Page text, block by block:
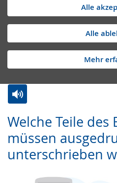
Alle
Alle
Mehr
Welche Teile des
müssen
unterschrieben
Leichten
Sprache
wechseln.
Audio-
Unterstützung.
Video
in
Deutscher